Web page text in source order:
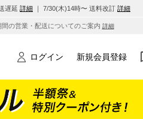
遅延 詳細 ｜ 7/30(木)14時〜 送料改訂 詳細
間の営業・配送についてのご案内 詳細
ログイン 新規会員登録